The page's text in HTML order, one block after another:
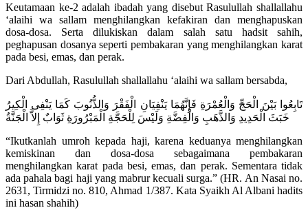
Keutamaan ke-2 adalah ibadah yang disebut Rasulullah shallallahu
‘alaihi wa sallam menghilangkan kefakiran dan menghapuskan
dosa-dosa. Serta dilukiskan dalam salah satu hadsit sahih,
peghapusan dosanya seperti pembakaran yang menghilangkan karat
pada besi, emas, dan perak.
Dari Abdullah, Rasulullah shallallahu ‘alaihi wa sallam bersabda,
تَابِعُوا بَيْنَ الْحَجِّ وَالْعُمْرَةِ فَإِنَّهُمَا يَنْفِيَانِ الْفَقْرَ وَالذُّنُوبَ كَمَا يَنْفِى الْكِيرُ
خَبَثَ الْحَدِيدِ وَالذَّهَبِ وَالْفِضَّةِ وَلَيْسَ لِلْحَجَّةِ الْمَبْرُورَةِ ثَوَابٌ إِلاَّ الْجَنَّةُ
“Ikutkanlah umroh kepada haji, karena keduanya menghilangkan
kemiskinan dan dosa-dosa sebagaimana pembakaran
menghilangkan karat pada besi, emas, dan perak. Sementara tidak
ada pahala bagi haji yang mabrur kecuali surga.” (HR. An Nasai no.
2631, Tirmidzi no. 810, Ahmad 1/387. Kata Syaikh Al Albani hadits
ini hasan shahih)